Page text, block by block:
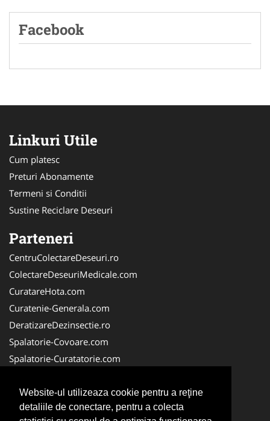
Website-ul utilizeaza cookie pentru a reţine
detaliile de conectare, pentru a colecta
Facebook
Linkuri Utile
Cum platesc
Preturi Abonamente
Termeni si Conditii
Sustine Reciclare Deseuri
Parteneri
CentruColectareDeseuri.ro
ColectareDeseuriMedicale.com
CuratareHota.com
Curatenie-Generala.com
DeratizareDezinsectie.ro
Spalatorie-Covoare.com
Spalatorie-Curatatorie.com
FirmaDeratizare.ro
Service-Reparatii.com